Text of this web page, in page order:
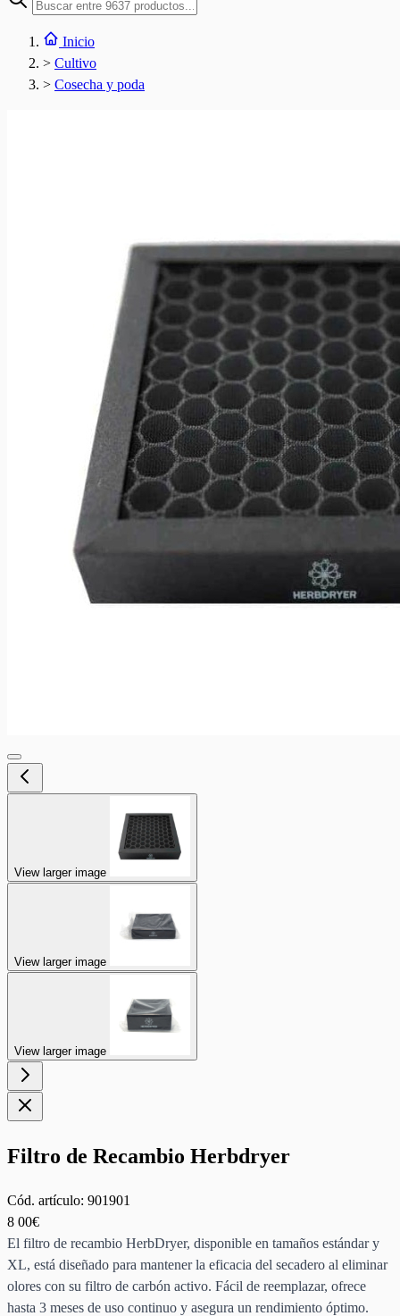
Inicio
> Cultivo
> Cosecha y poda
View larger image
View larger image
View larger image
Filtro de Recambio Herbdryer
Cód. artículo: 901901
8 00€
El filtro de recambio HerbDryer, disponible en tamaños estándar y
XL, está diseñado para mantener la eficacia del secadero al eliminar
olores con su filtro de carbón activo. Fácil de reemplazar, ofrece
hasta 3 meses de uso continuo y asegura un rendimiento óptimo.